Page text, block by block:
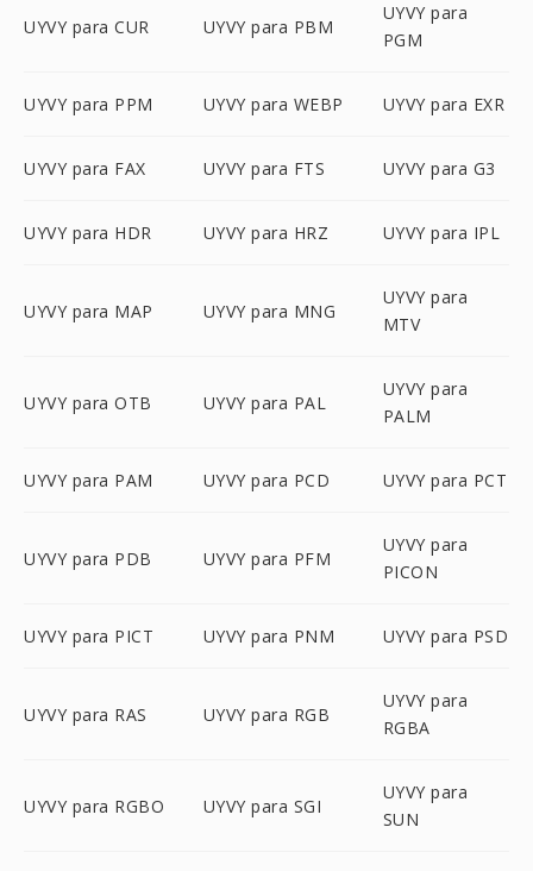
UYVY para CUR UYVY para PBM
UYVY para
PGM
UYVY para PPM UYVY para WEBP UYVY para EXR
UYVY para FAX UYVY para FTS UYVY para G3
UYVY para HDR UYVY para HRZ UYVY para IPL
UYVY para MAP UYVY para MNG
UYVY para
MTV
UYVY para OTB UYVY para PAL
UYVY para
PALM
UYVY para PAM UYVY para PCD UYVY para PCT
UYVY para PDB UYVY para PFM
UYVY para
PICON
UYVY para PICT UYVY para PNM UYVY para PSD
UYVY para RAS UYVY para RGB
UYVY para
RGBA
UYVY para RGBO UYVY para SGI
UYVY para
SUN